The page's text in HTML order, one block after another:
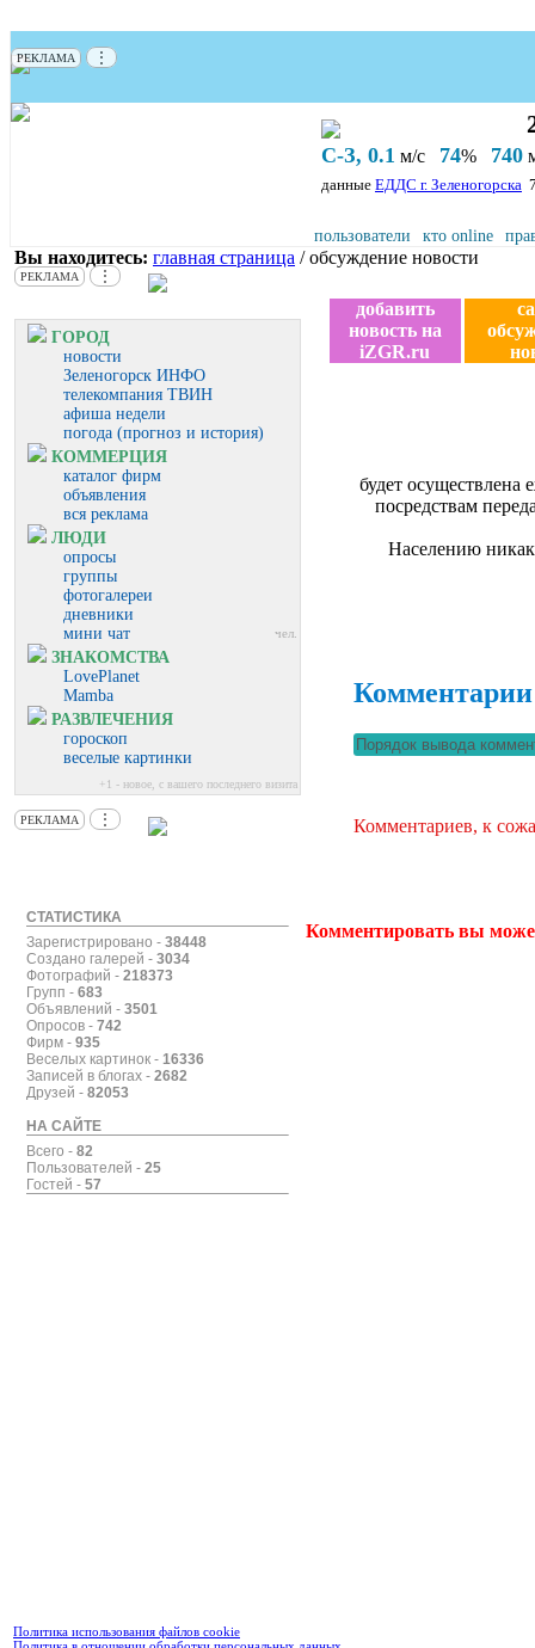
РЕКЛАМА ⋮
С-З, 0.1 м/с 74% 740
данные ЕДДС г. Зеленогорска
пользователи кто online
Вы находитесь: главная страница / обсуждение новости
РЕКЛАМА ⋮
ГОРОД
новости
Зеленогорск ИНФО
телекомпания ТВИН
афиша недели
погода (прогноз и история)
КОММЕРЦИЯ
каталог фирм
объявления
вся реклама
ЛЮДИ
опросы
группы
фотогалереи
дневники
мини чат
чел.
ЗНАКОМСТВА
LovePlanet
Mamba
РАЗВЛЕЧЕНИЯ
гороскоп
веселые картинки
+1 - новое, с вашего последнего визита
РЕКЛАМА ⋮
СТАТИСТИКА
Зарегистрировано - 38448
Создано галерей - 3034
Фотографий - 218373
Групп - 683
Объявлений - 3501
Опросов - 742
Фирм - 935
Веселых картинок - 16336
Записей в блогах - 2682
Друзей - 82053
НА САЙТЕ
Всего - 82
Пользователей - 25
Гостей - 57
добавить
новость на
iZGR.ru
будет осуществлена
посредствам
Населению
Комментарии
Комментариев, к
Комментировать вы
Политика использования файлов cookie